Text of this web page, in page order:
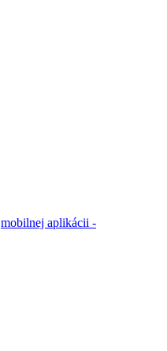
mobilnej aplikácii -